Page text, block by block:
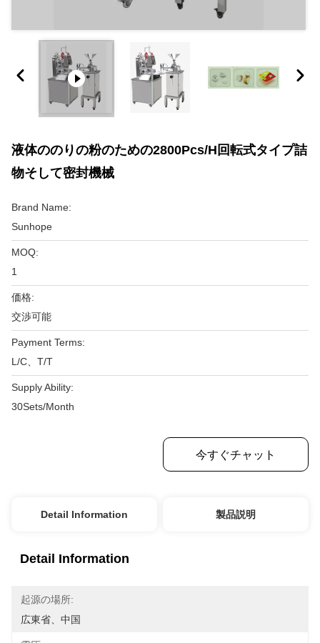
液体ののりの粉のための2800Pcs/h回転式タイプ詰
物そして密封機械
Brand Name:
Sunhope
MOQ:
1
価格:
交渉可能
Payment Terms:
L/C、T/T
Supply Ability:
30Sets/Month
今すぐチャット
Detail Information 製品説明
Detail Information
起源の場所:
広東省、中国